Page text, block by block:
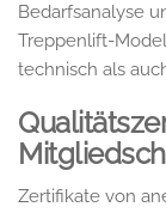
Bedarfsanalyse
Treppenlift-
technisch als
Zertifikate von